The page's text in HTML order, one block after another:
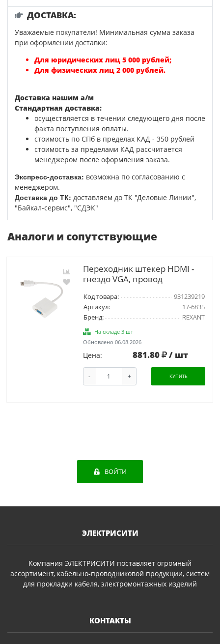
ДОСТАВКА:
Уважаемые покупатели! Минимальная сумма заказа
при оформлении доставки:
Для юридических лиц 5 000 рублей;
Для физических лиц 2 000 рублей.
Доставка нашим а/м
Стандартная доставка:
осуществляется в течении следующего дня после
факта поступления оплаты.
стоимость по СПб в пределах КАД - 350 рублей
стоимость за пределами КАД рассчитается
менеджером после оформления заказа.
Экспресс-доставка: возможна по согласованию с
менеджером.
Доставка до ТК: доставляем до ТК "Деловые Линии",
"Байкал-сервис", "СДЭК"
Аналоги и сопутствующие
Переходник штекер HDMI -
гнездо VGA, провод
Код товара:
931239219
Артикул:
17-6835
Бренд:
REXANT
На складе 3 шт
Обновлено 06.08.2026
Цена: 881.80 / шт
- + КУПИТЬ
ВОЙТИ
ЭЛЕКТРИСИТИ
Компания ЭЛЕКТРИСИТИ поставляет огромный
ассортимент, кабельно-проводниковой продукции, систем
для прокладки кабеля, электромонтажных изделий
КОНТАКТЫ